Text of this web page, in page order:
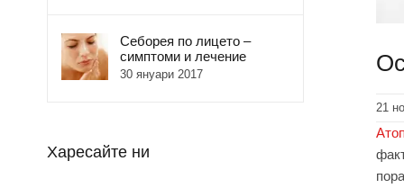
21
Себорея по лицето –
симптоми и лечение
30 януари 2017
Харесайте ни